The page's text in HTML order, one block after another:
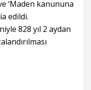
‘Maden kanununa
edildi.
828 yıl 2 aydan